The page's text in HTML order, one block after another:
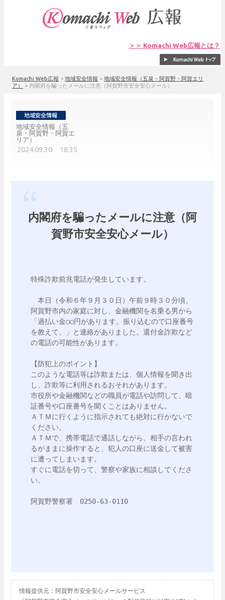
＞＞ Komachi Web広報とは？
Komachi Web広報 > 地域安全情報 > 地域安全情報（五泉・阿賀野・阿賀エリ
ア）
> 内閣府を騙ったメールに注意（阿賀野市安全安心メール）
地域安全情報（五
泉・阿賀野・阿賀エ
リア）
2024.09.30 18:35
内閣府を騙ったメールに注意（阿
賀野市安全安心メール）
特殊詐欺前兆電話が発生しています。
本日（令和６年９月３０日）午前９時３０分頃、
阿賀野市内の家庭に対し、金融機関を名乗る男から
「過払い金○○円があります。振り込むので口座番号
を教えて。」と連絡がありました。還付金詐欺など
の電話の可能性があります。
【防犯上のポイント】
このような電話等は詐欺または、個人情報を聞き出
し、詐欺等に利用されるおそれがあります。
市役所や金融機関などの職員が電話や訪問して、暗
証番号や口座番号を聞くことはありません。
ＡＴＭに行くように指示されても絶対に行かないで
ください。
ＡＴＭで、携帯電話で通話しながら、相手の言われ
るがままに操作すると、犯人の口座に送金して被害
に遭ってしまいます。
すぐに電話を切って、警察や家族に相談してくださ
い。
阿賀野警察署　0250-63-0110
情報提供元：阿賀野市安全安心メールサービス